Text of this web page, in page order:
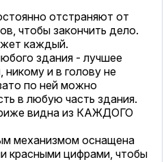
отстраняют от
чтобы закончить дело.
каждый.
здания - лучшее
никому и в голову не
по ней можно
в любую часть здания.
видна из КАЖДОГО
механизмом оснащена
красными цифрами, чтобы